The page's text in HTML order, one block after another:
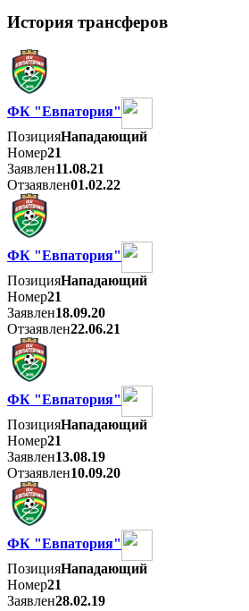
История трансферов
ФК "Евпатория"
ПозицияНападающий
Номер21
Заявлен11.08.21
Отзаявлен01.02.22
ФК "Евпатория"
ПозицияНападающий
Номер21
Заявлен18.09.20
Отзаявлен22.06.21
ФК "Евпатория"
ПозицияНападающий
Номер21
Заявлен13.08.19
Отзаявлен10.09.20
ФК "Евпатория"
ПозицияНападающий
Номер21
Заявлен28.02.19